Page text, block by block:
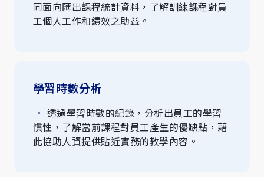
同面向匯出課程統計資料，了解訓練課程對員
工個人工作和績效之助益。
學習時數分析
透過學習時數的紀錄，分析出員工的學習
慣性，了解當前課程對員工產生的優缺點，藉
此協助人資提供貼近實務的教學內容。